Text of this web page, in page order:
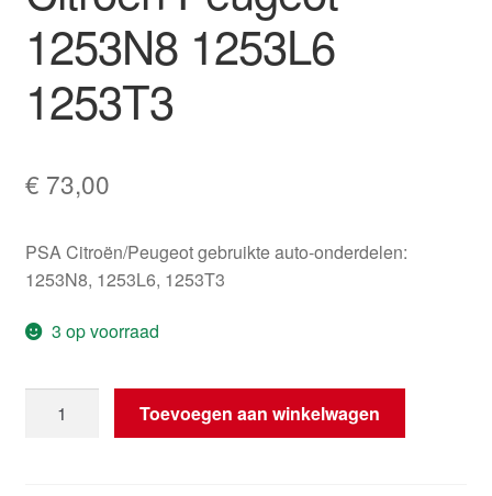
1253N8 1253L6
1253T3
€ 73,00
PSA Citroën/Peugeot gebruikte auto-onderdelen:
1253N8, 1253L6, 1253T3
3 op voorraad
Koelventilatormotor
Citroën
Toevoegen aan winkelwagen